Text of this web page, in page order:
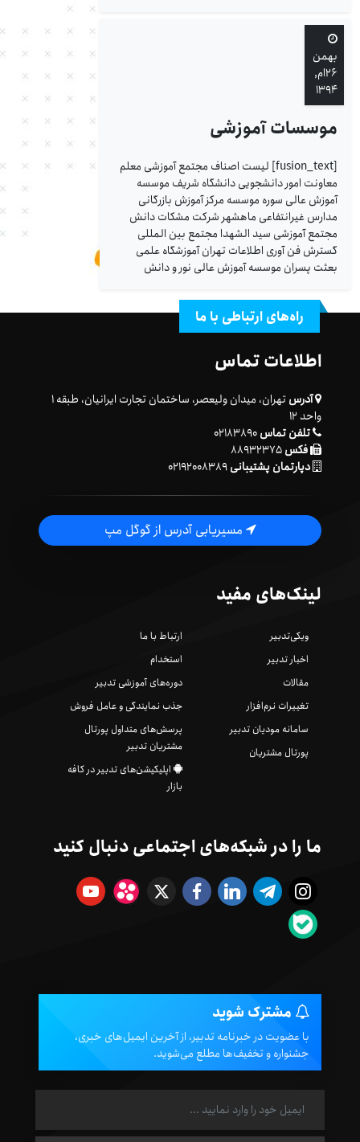
بهمن
۲۶ام,
۱۳۹۴
موسسات آموزشی
[fusion_text] لیست اصناف مجتمع آموزشی معلم
معاونت امور دانشجویی دانشگاه شریف موسسه
آموزش عالی سوره موسسه مرکز آموزش بازرگانی
مدارس غیرانتفاعی ماهشهر شرکت مشکات دانش
مجتمع آموزشی سید الشهدا مجتمع بین المللی
گسترش فن آوری اطلاعات تهران آموزشگاه علمی
بعثت پسران موسسه آموزش عالی نور و دانش
راه‌های ارتباطی با ما
اطلاعات تماس
آدرس
تهران، میدان ولیعصر، ساختمان تجارت ایرانیان، طبقه ۱
واحد ۱۲
تلفن تماس۰۲۱۸۳۸۹۰
فکس۸۸۹۳۲۳۷۵
دپارتمان پشتیبانی۰۲۱۹۲۰۰۸۳۸۹
مسیریابی آدرس از گوگل مپ
لینک‌های مفید
ویکی‌تدبیر
اخبار تدبیر
مقالات
تغییرات نرم‌افزار
سامانه مودیان تدبیر
پورتال مشتریان
ارتباط با ما
استخدام
دوره‌های آموزشی تدبیر
جذب نمایندگی و عامل فروش
پرسش‌های متداول پورتال
مشتریان تدبیر
اپلیکیشن‌های تدبیر در کافه
بازار
ما را در شبکه‌های اجتماعی دنبال کنید
مشترک شوید
با عضویت در خبرنامه تدبیر، از آخرین ایمیل‌های خبری،
جشنواره و تخفیف‌ها مطلع می‌شوید.